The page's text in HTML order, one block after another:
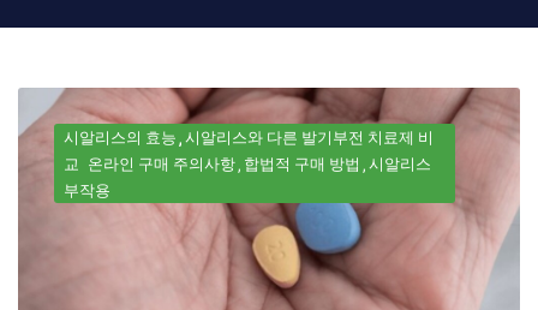
시알리스의 효능 시알리스와 다른 발기부전 치료제 비
교 온라인 구매 주의사항 합법적 구매 방법 시알리스
부작용